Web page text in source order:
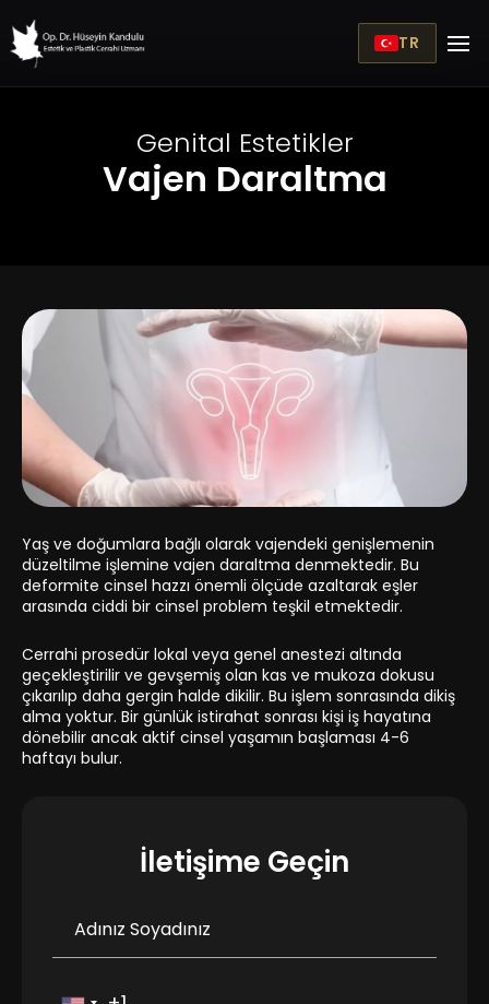
TR
Genital Estetikler
Vajen Daraltma
Yaş ve doğumlara bağlı olarak vajendeki genişlemenin
düzeltilme işlemine vajen daraltma denmektedir. Bu
deformite cinsel hazzı önemli ölçüde azaltarak eşler
arasında ciddi bir cinsel problem teşkil etmektedir.
Cerrahi prosedür lokal veya genel anestezi altında
geçekleştirilir ve gevşemiş olan kas ve mukoza dokusu
çıkarılıp daha gergin halde dikilir. Bu işlem sonrasında dikiş
alma yoktur. Bir günlük istirahat sonrası kişi iş hayatına
dönebilir ancak aktif cinsel yaşamın başlaması 4-6
haftayı bulur.
İletişime Geçin